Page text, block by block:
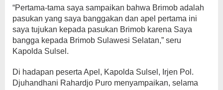
“Pertama-tama saya sampaikan bahwa Brimob adalah
pasukan yang saya banggakan dan apel pertama ini
saya tujukan kepada pasukan Brimob karena Saya
bangga kepada Brimob Sulawesi Selatan,” seru
Kapolda Sulsel.
Di hadapan peserta Apel, Kapolda Sulsel, Irjen Pol.
Djuhandhani Rahardjo Puro menyampaikan, selama